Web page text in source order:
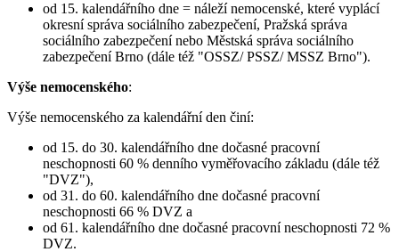
od 15. kalendářního dne = náleží nemocenské, které vyplácí
okresní správa sociálního zabezpečení, Pražská správa
sociálního zabezpečení nebo Městská správa sociálního
zabezpečení Brno (dále též "OSSZ/ PSSZ/ MSSZ Brno").
Výše nemocenského:
Výše nemocenského za kalendářní den činí:
od 15. do 30. kalendářního dne dočasné pracovní
neschopnosti 60 % denního vyměřovacího základu (dále též
"DVZ"),
od 31. do 60. kalendářního dne dočasné pracovní
neschopnosti 66 % DVZ a
od 61. kalendářního dne dočasné pracovní neschopnosti 72 %
DVZ.